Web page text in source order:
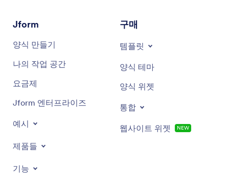
Jform
양식 만들기
나의 작업 공간
요금제
Jform 엔터프라이즈
예시
제품들
기능
구매
템플릿
양식 테마
양식 위젯
통합
웹사이트 위젯 NEW